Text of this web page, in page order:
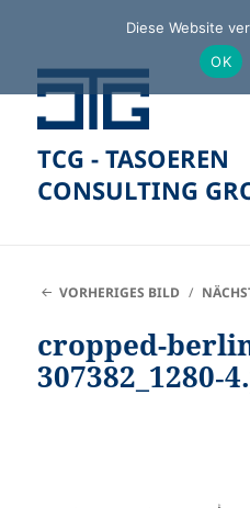
TCG - TASOEREN
CONSULTING
VORHERIGES BILD
cropped-
Diese Website
OK